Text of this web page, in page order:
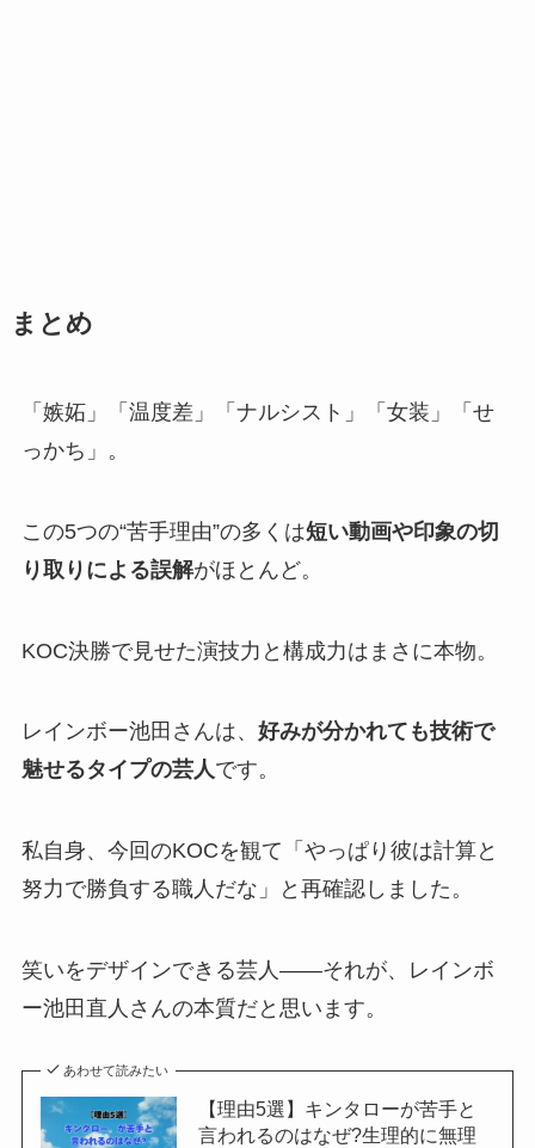
まとめ
「嫉妬」「温度差」「ナルシスト」「女装」「せ
っかち」。
この5つの“苦手理由”の多くは短い動画や印象の切
り取りによる誤解がほとんど。
KOC決勝で見せた演技力と構成力はまさに本物。
レインボー池田さんは、 好みが分かれても技術で
魅せるタイプの芸人です。
私自身、今回のKOCを観て「やっぱり彼は計算と
努力で勝負する職人だな」と再確認しました。
笑いをデザインできる芸人――それが、レインボ
ー池田直人さんの本質だと思います。
あわせて読みたい
【理由5選】キンタローが苦手と
言われるのはなぜ?生理的に無理